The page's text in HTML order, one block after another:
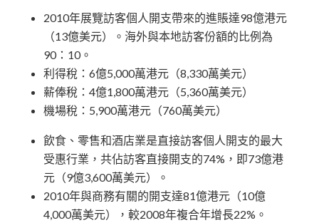
2010年展覽訪客個人開支帶來的進賬達98億港元
（13億美元）。海外與本地訪客份額的比例為
90：10。
利得稅：6億5,000萬港元（8,330萬美元）
薪俸稅：4億1,800萬港元（5,360萬美元）
機場稅：5,900萬港元（760萬美元）
飲食、零售和酒店業是直接訪客個人開支的最大
受惠行業，共佔訪客直接開支的74%，即73億港
元（9億3,600萬美元）。
2010年與商務有關的開支達81億港元（10億
4,000萬美元），較2008年複合年增長22%。